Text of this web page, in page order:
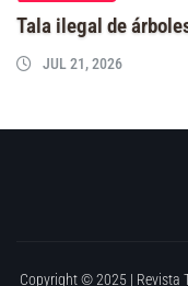
Tala ilegal de
JUL 21, 2026
Copyright © 2025 | Revista